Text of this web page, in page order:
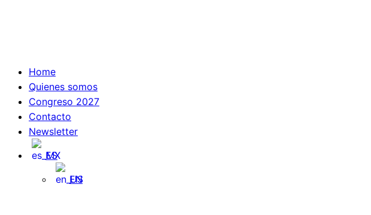
Home
Quienes somos
Congreso 2027
Contacto
Newsletter
ES
EN